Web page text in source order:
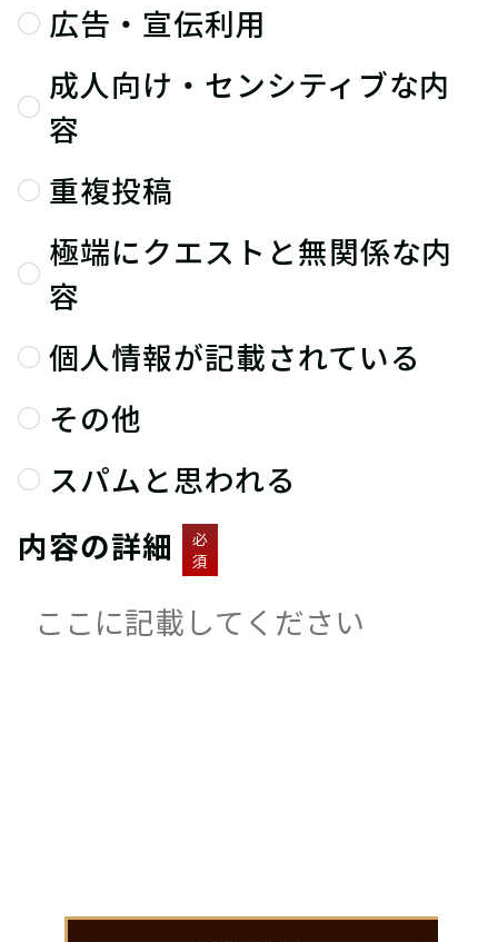
広告・宣伝利用
成人向け・センシティブな内
容
重複投稿
極端にクエストと無関係な内
容
個人情報が記載されている
その他
スパムと思われる
内容の詳細
必
須